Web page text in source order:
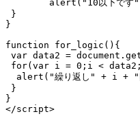
}
}
function for_logic(){
var data2 =
for(var i = 0;i <
alert("繰り返し" + i + "
}
}
</script>